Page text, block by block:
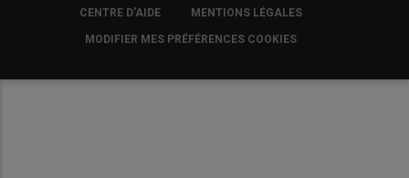
CENTRE D'AIDE MENTIONS LÉGALES
MODIFIER MES PRÉFÉRENCES COOKIES